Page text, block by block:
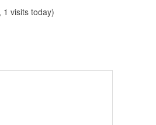
1 visits today)